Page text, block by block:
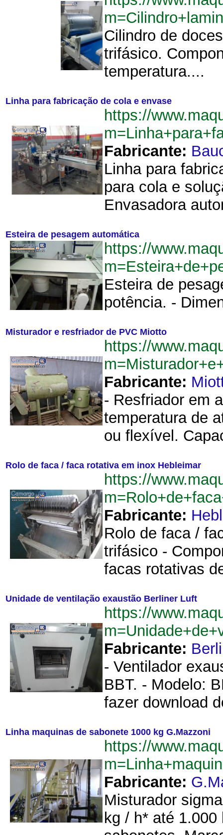
Cilindro de
trifásico.
temperatura....
Linha para fabricação de cola e envase
https://
Fabricante:
Linha para
para cola e
Envasadora
Esteira de pesagem automática
https://
Esteira de
potência. -
Misturador e resfriador de PVC Miotto
https://
Fabricante:
- Resfriador em
temperatura de
ou flexível.
Rolo de faca / faca rotativa em inox Hebleimar
https://
Fabricante:
Rolo de faca /
trifásico -
facas rotativas
Unidade de ventilação exaustão Berliner Luft
https://
Fabricante:
- Ventilador
BBT. - Modelo:
fazer download
Linha maquinas de sabonete 1000 kg G.Mazzoni
https://
Fabricante:
Misturador
kg / h* até